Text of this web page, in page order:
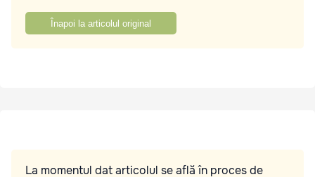
Înapoi la articolul original
La momentul dat articolul se află în proces de